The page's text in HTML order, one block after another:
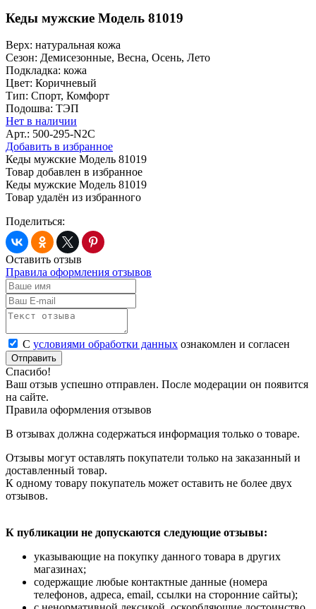
Кеды мужские Модель 81019
Верх: натуральная кожа
Сезон: Демисезонные, Весна, Осень, Лето
Подкладка: кожа
Цвет: Коричневый
Тип: Спорт, Комфорт
Подошва: ТЭП
Нет в наличии
Арт.: 500-295-N2C
Добавить в избранное
Кеды мужские Модель 81019
Товар добавлен в избранное
Кеды мужские Модель 81019
Товар удалён из избранного
Поделиться:
Оставить отзыв
Правила оформления отзывов
С условиями обработки данных ознакомлен и согласен
Отправить
Спасибо!
Ваш отзыв успешно отправлен. После модерации он появится
на сайте.
Правила оформления отзывов
В отзывах должна содержаться информация только о товаре.
Отзывы могут оставлять покупатели только на заказанный и
доставленный товар.
К одному товару покупатель может оставить не более двух
отзывов.
К публикации не допускаются следующие отзывы:
указывающие на покупку данного товара в других
магазинах;
содержащие любые контактные данные (номера
телефонов, адреса, email, ссылки на сторонние сайты);